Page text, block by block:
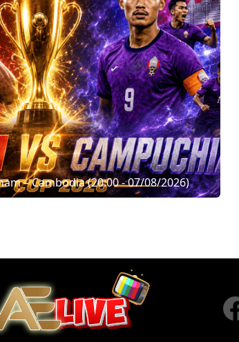
– Cambodia (20:00 - 07/08/2026)